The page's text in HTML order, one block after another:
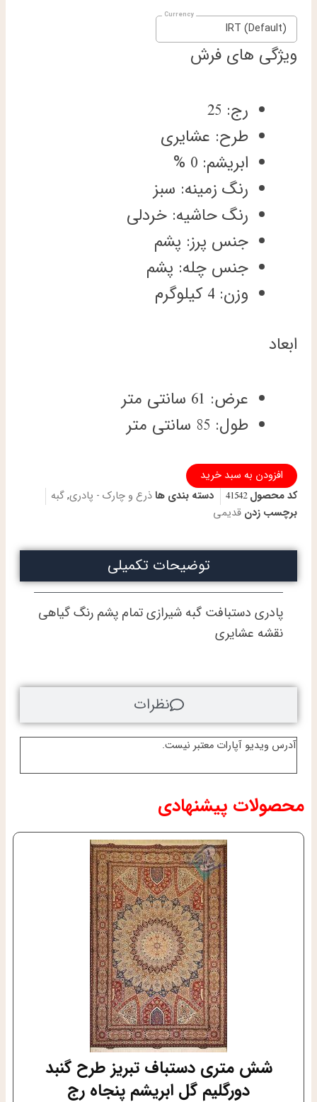
IRT (Default)
ویژگی های فرش
رج: 25
طرح: عشایری
ابریشم: 0 %
رنگ زمینه: سبز
رنگ حاشیه: خردلی
جنس پرز: پشم
جنس چله: پشم
وزن: 4 کیلوگرم
ابعاد
عرض: 61 سانتی متر
طول: 85 سانتی متر
پادری
دستباف
گبه
طرح
گیاهی
پشم
عدد
افزودن به سبد خرید
کد محصول41542 دسته بندی هاذرع و چارک - پادری,گبه
برچسب زدن قدیمی
آدرس ویدیو آپارات معتبر نیست.
توضیحات تکمیلی
نظرات
پادری دستبافت گبه شیرازی تمام پشم رنگ گیاهی
نقشه عشایری
محصولات پیشنهادی
شش متری دستباف تبریز طرح گنبد
دورگلیم گل ابریشم پنجاه رج